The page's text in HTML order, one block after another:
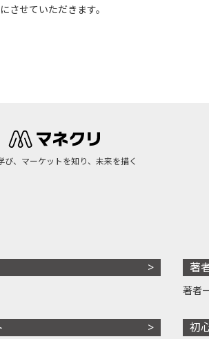
させていただきます。
び、マーケットを知り、未来を描く
著
著者
初